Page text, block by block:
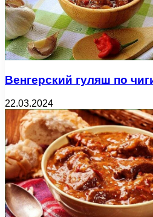
Венгерский гуляш по
22.03.2024